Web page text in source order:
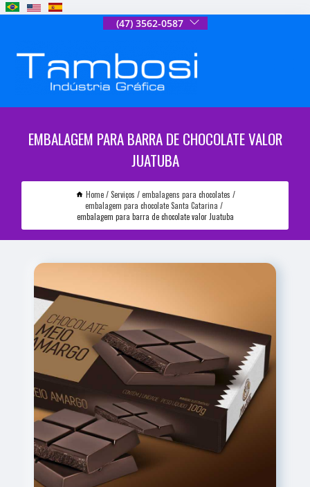
(47) 3562-0587
EMBALAGEM PARA BARRA DE CHOCOLATE VALOR
JUATUBA
Home Serviços
embalagens para chocolates
embalagem para chocolate Santa Catarina
embalagem para barra de chocolate valor Juatuba